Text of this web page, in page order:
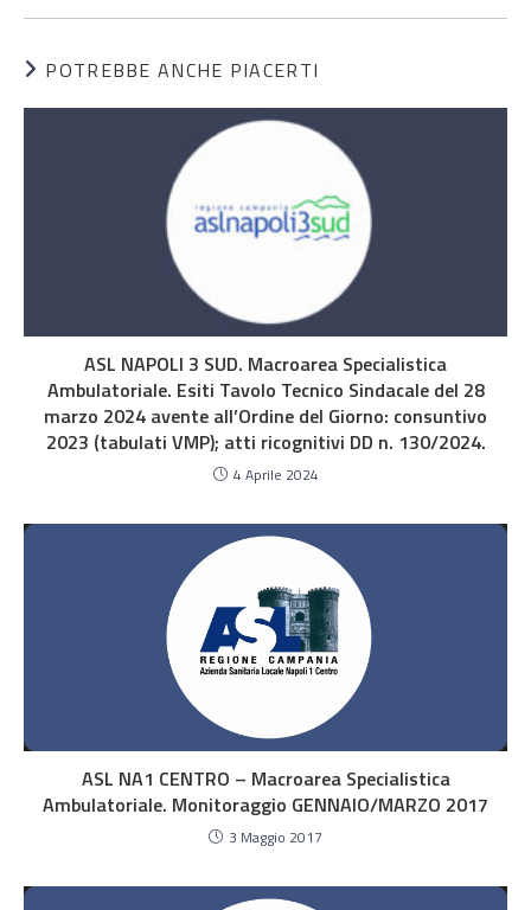
POTREBBE ANCHE PIACERTI
ASL NAPOLI 3 SUD. Macroarea Specialistica
Ambulatoriale. Esiti Tavolo Tecnico Sindacale del 28
marzo 2024 avente all’Ordine del Giorno: consuntivo
2023 (tabulati VMP); atti ricognitivi DD n. 130/2024.
4 Aprile 2024
ASL NA1 CENTRO – Macroarea Specialistica
Ambulatoriale. Monitoraggio GENNAIO/MARZO 2017
3 Maggio 2017